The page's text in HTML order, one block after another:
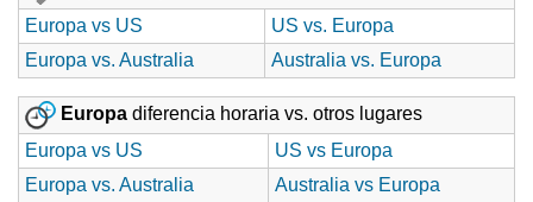
Europa vs US
US vs. Europa
Europa vs. Australia
Australia vs. Europa
Europa diferencia horaria vs. otros lugares
Europa vs US
US vs Europa
Europa vs. Australia
Australia vs Europa